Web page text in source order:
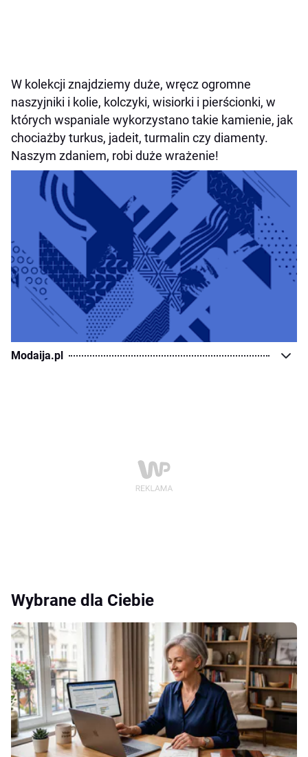
W kolekcji znajdziemy duże, wręcz ogromne
naszyjniki i kolie, kolczyki, wisiorki i pierścionki, w
których wspaniale wykorzystano takie kamienie, jak
chociażby turkus, jadeit, turmalin czy diamenty.
Naszym zdaniem, robi duże wrażenie!
Modaija.pl
Wybrane dla Ciebie